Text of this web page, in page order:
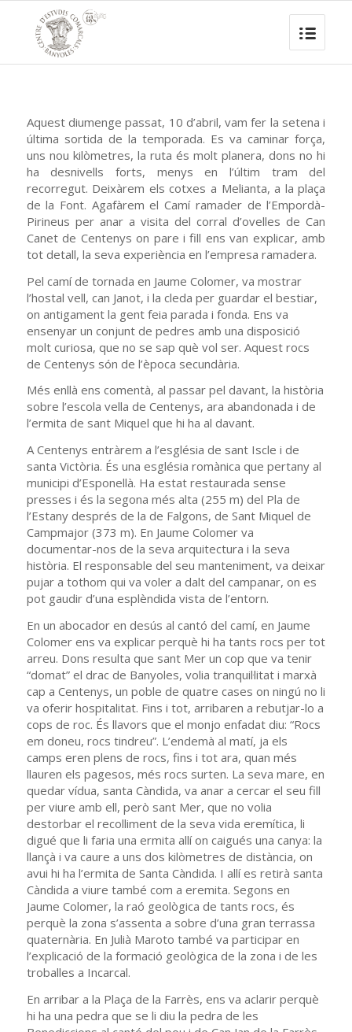
Aquest diumenge passat, 10 d’abril, vam fer la setena i
última sortida de la temporada. Es va caminar força,
uns nou kilòmetres, la ruta és molt planera, dons no hi
ha desnivells forts, menys en l’últim tram del
recorregut. Deixàrem els cotxes a Melianta, a la plaça
de la Font. Agafàrem el Camí ramader de l’Empordà-
Pirineus per anar a visita del corral d’ovelles de Can
Canet de Centenys on pare i fill ens van explicar, amb
tot detall, la seva experiència en l’empresa ramadera.
Pel camí de tornada en Jaume Colomer, va mostrar
l’hostal vell, can Janot, i la cleda per guardar el bestiar,
on antigament la gent feia parada i fonda. Ens va
ensenyar un conjunt de pedres amb una disposició
molt curiosa, que no se sap què vol ser. Aquest rocs
de Centenys són de l’època secundària.
Més enllà ens comentà, al passar pel davant, la història
sobre l’escola vella de Centenys, ara abandonada i de
l’ermita de sant Miquel que hi ha al davant.
A Centenys entràrem a l’església de sant Iscle i de
santa Victòria. És una església romànica que pertany al
municipi d’Esponellà. Ha estat restaurada sense
presses i és la segona més alta (255 m) del Pla de
l’Estany després de la de Falgons, de Sant Miquel de
Campmajor (373 m). En Jaume Colomer va
documentar-nos de la seva arquitectura i la seva
història. El responsable del seu manteniment, va deixar
pujar a tothom qui va voler a dalt del campanar, on es
pot gaudir d’una esplèndida vista de l’entorn.
En un abocador en desús al cantó del camí, en Jaume
Colomer ens va explicar perquè hi ha tants rocs per tot
arreu. Dons resulta que sant Mer un cop que va tenir
“domat” el drac de Banyoles, volia tranquil·litat i marxà
cap a Centenys, un poble de quatre cases on ningú no li
va oferir hospitalitat. Fins i tot, arribaren a rebutjar-lo a
cops de roc. És llavors que el monjo enfadat diu: “Rocs
em doneu, rocs tindreu”. L’endemà al matí, ja els
camps eren plens de rocs, fins i tot ara, quan més
llauren els pagesos, més rocs surten. La seva mare, en
quedar vídua, santa Càndida, va anar a cercar el seu fill
per viure amb ell, però sant Mer, que no volia
destorbar el recolliment de la seva vida eremítica, li
digué que li faria una ermita allí on caigués una canya: la
llançà i va caure a uns dos kilòmetres de distància, on
avui hi ha l’ermita de Santa Càndida. I allí es retirà santa
Càndida a viure també com a eremita. Segons en
Jaume Colomer, la raó geològica de tants rocs, és
perquè la zona s’assenta a sobre d’una gran terrassa
quaternària. En Julià Maroto també va participar en
l’explicació de la formació geològica de la zona i de les
troballes a Incarcal.
En arribar a la Plaça de la Farrès, ens va aclarir perquè
hi ha una pedra que se li diu la pedra de les